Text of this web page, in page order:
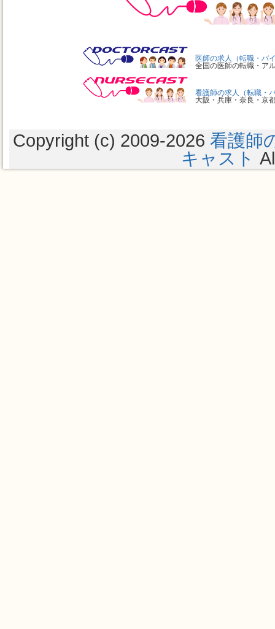
医師の求人（転職・バ
全国の医師の転職・ア
看護師の求人（転職・
大阪・兵庫・奈良・京
Copyright (c) 2009-2026 看護師
キャスト